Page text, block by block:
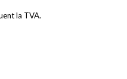
la TVA.